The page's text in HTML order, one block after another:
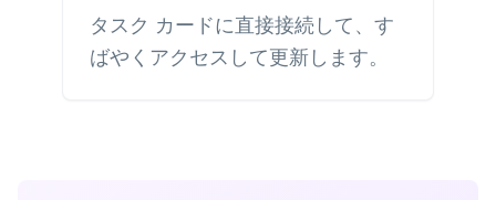
タスク カードに直接接続して、す
ばやくアクセスして更新します。